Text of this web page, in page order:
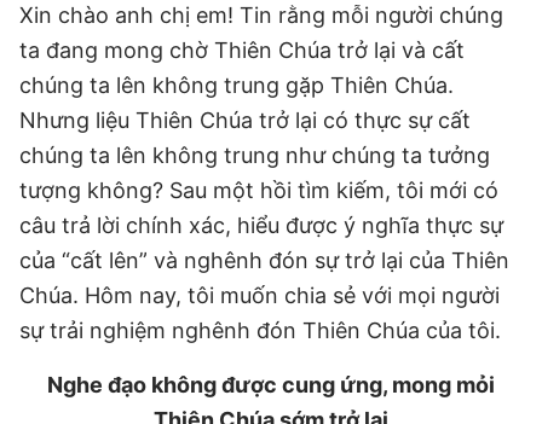
Xin chào anh chị em! Tin rằng mỗi người chúng
ta đang mong chờ Thiên Chúa trở lại và cất
chúng ta lên không trung gặp Thiên Chúa.
Nhưng liệu Thiên Chúa trở lại có thực sự cất
chúng ta lên không trung như chúng ta tưởng
tượng không? Sau một hồi tìm kiếm, tôi mới có
câu trả lời chính xác, hiểu được ý nghĩa thực sự
của “cất lên” và nghênh đón sự trở lại của Thiên
Chúa. Hôm nay, tôi muốn chia sẻ với mọi người
sự trải nghiệm nghênh đón Thiên Chúa của tôi.
Nghe đạo không được cung ứng, mong mỏi